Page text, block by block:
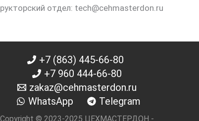
отдел: tech@cehmasterdon.ru
+7 (863) 445-66-80
+7 960 444-66-80
zakaz@cehmasterdon.ru
WhatsApp
Telegram
Copyright © 2023-2025 ЦЕХМАСТЕРДОН -